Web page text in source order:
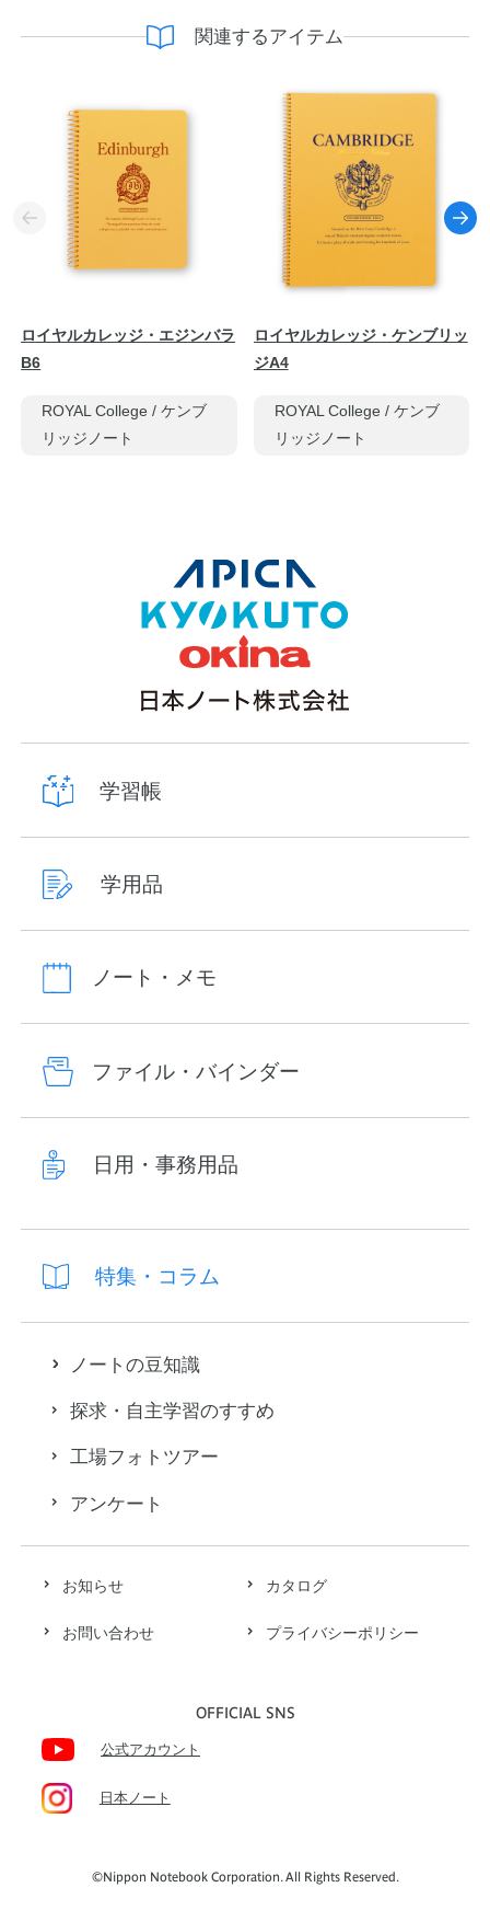
関連するアイテム
ロイヤルカレッジ・エジンバラ
B6
ROYAL College / ケンブ
リッジノート
ロイヤルカレッジ・ケンブリッ
ジA4
ROYAL College / ケンブ
リッジノート
お知らせ カタログ
お問い合わせ プライバシーポリシー
OFFICIAL SNS
公式アカウント
日本ノート
学習帳
学用品
ノート・メモ
ファイル・バインダー
日用・事務用品
特集・コラム
ノートの豆知識
探求・自主学習のすすめ
工場フォトツアー
アンケート
©Nippon Notebook Corporation. All Rights Reserved.